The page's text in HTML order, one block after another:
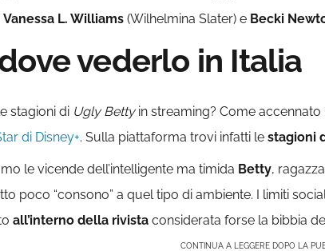
Vanessa L. Williams (Wilhelmina Slater) e Becki
vederlo in Italia
stagioni di Ugly Bettyin streaming? Come
di Disney+. Sulla piattaforma trovi infatti le stagioni
le vicende dell’intelligente ma timida Betty,
poco “consono” a quel tipo di ambiente. I limiti
all’interno della rivista considerata forse la bibbia
CONTINUA A LEGGERE DOPO LA